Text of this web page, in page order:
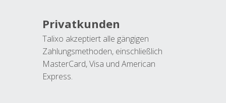
Privatkunden
Talixo akzeptiert alle gängigen
Zahlungsmethoden, einschließlich
MasterCard, Visa und American
Express.